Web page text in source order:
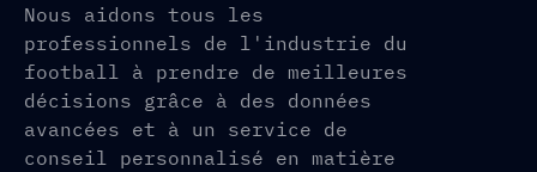
Nous aidons tous les
professionnels de l'industrie du
football à prendre de meilleures
décisions grâce à des données
avancées et à un service de
conseil personnalisé en matière